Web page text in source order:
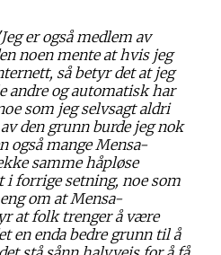
er også medlem av
noen mente at hvis jeg
så betyr det at jeg
andre og automatisk har
som jeg selvsagt aldri
den grunn burde jeg nok
også mange Mensa-
samme håpløse
i forrige setning, noe som
om at Mensa-
at folk trenger å være
en enda bedre grunn til å